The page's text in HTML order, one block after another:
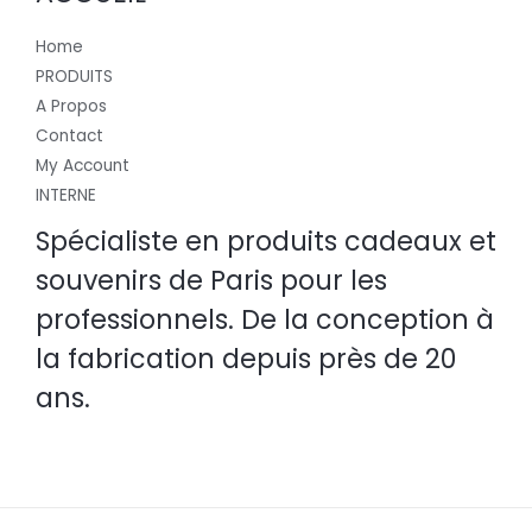
Home
PRODUITS
A Propos
Contact
My Account
INTERNE
Spécialiste en produits cadeaux et
souvenirs de Paris pour les
professionnels. De la conception à
la fabrication depuis près de 20
ans.